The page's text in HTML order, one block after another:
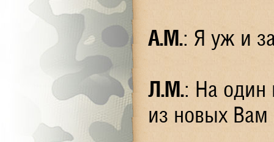
А.М.: Я уж и
Л.М.: На один
из новых Вам